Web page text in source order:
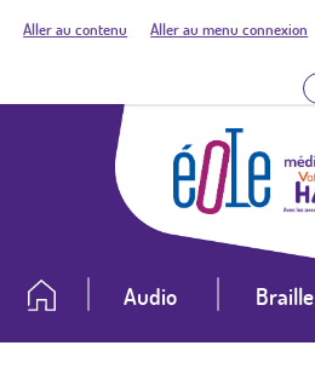
Aller au contenu Aller au menu connexion
Audio Braille